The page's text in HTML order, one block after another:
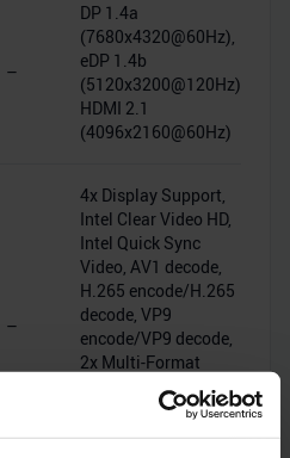
–
DP 1.4a
(7680x4320@60Hz),
eDP 1.4b
(5120x3200@120Hz),
HDMI 2.1
(4096x2160@60Hz)
–
4x Display Support,
Intel Clear Video HD,
Intel Quick Sync
Video, AV1 decode,
H.265 encode/H.265
decode, VP9
encode/VP9 decode,
2x Multi-Format
Codec Engines,
DirectX 12 (12_1),
OpenGL 4.60, OpenCL